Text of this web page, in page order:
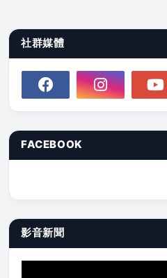
社群媒體
FACEBOOK
影音新聞